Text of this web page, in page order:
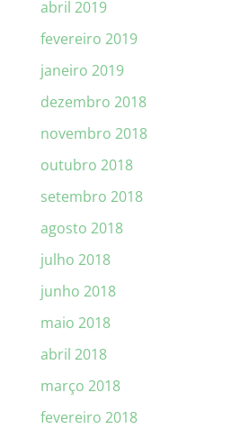
abril 2019
fevereiro 2019
janeiro 2019
dezembro 2018
novembro 2018
outubro 2018
setembro 2018
agosto 2018
julho 2018
junho 2018
maio 2018
abril 2018
março 2018
fevereiro 2018